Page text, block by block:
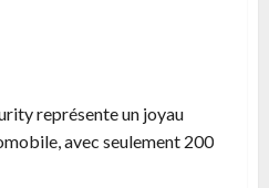
représente un joyau
avec seulement 200